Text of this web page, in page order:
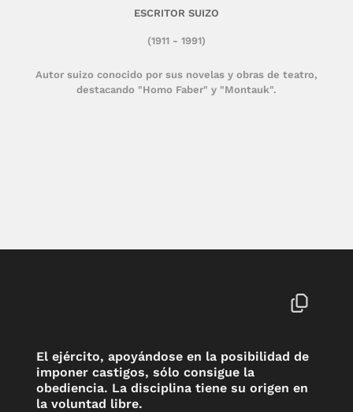
Autor suizo conocido por sus novelas y obras de teatro,
destacando "Homo Faber" y "Montauk".
(1911 - 1991)
ESCRITOR SUIZO
El ejército, apoyándose en la posibilidad de
imponer castigos, sólo consigue la
obediencia. La disciplina tiene su origen en
la voluntad libre.